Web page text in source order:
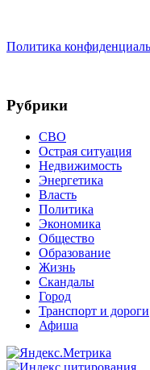
Политика
Рубрики
СВО
Острая ситуация
Недвижимость
Энергетика
Власть
Политика
Экономика
Общество
Образование
Жизнь
Скандалы
Город
Транспорт и дороги
Афиша